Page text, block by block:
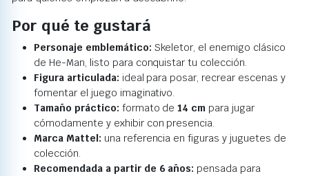
Por qué te gustará
Personaje emblemático: Skeletor, el enemigo clásico
de He-Man, listo para conquistar tu colección.
Figura articulada: ideal para posar, recrear escenas y
fomentar el juego imaginativo.
Tamaño práctico: formato de14 cm para jugar
cómodamente y exhibir con presencia.
Marca Mattel: una referencia en figuras y juguetes de
colección.
Recomendada a partir de 6 años: pensada para